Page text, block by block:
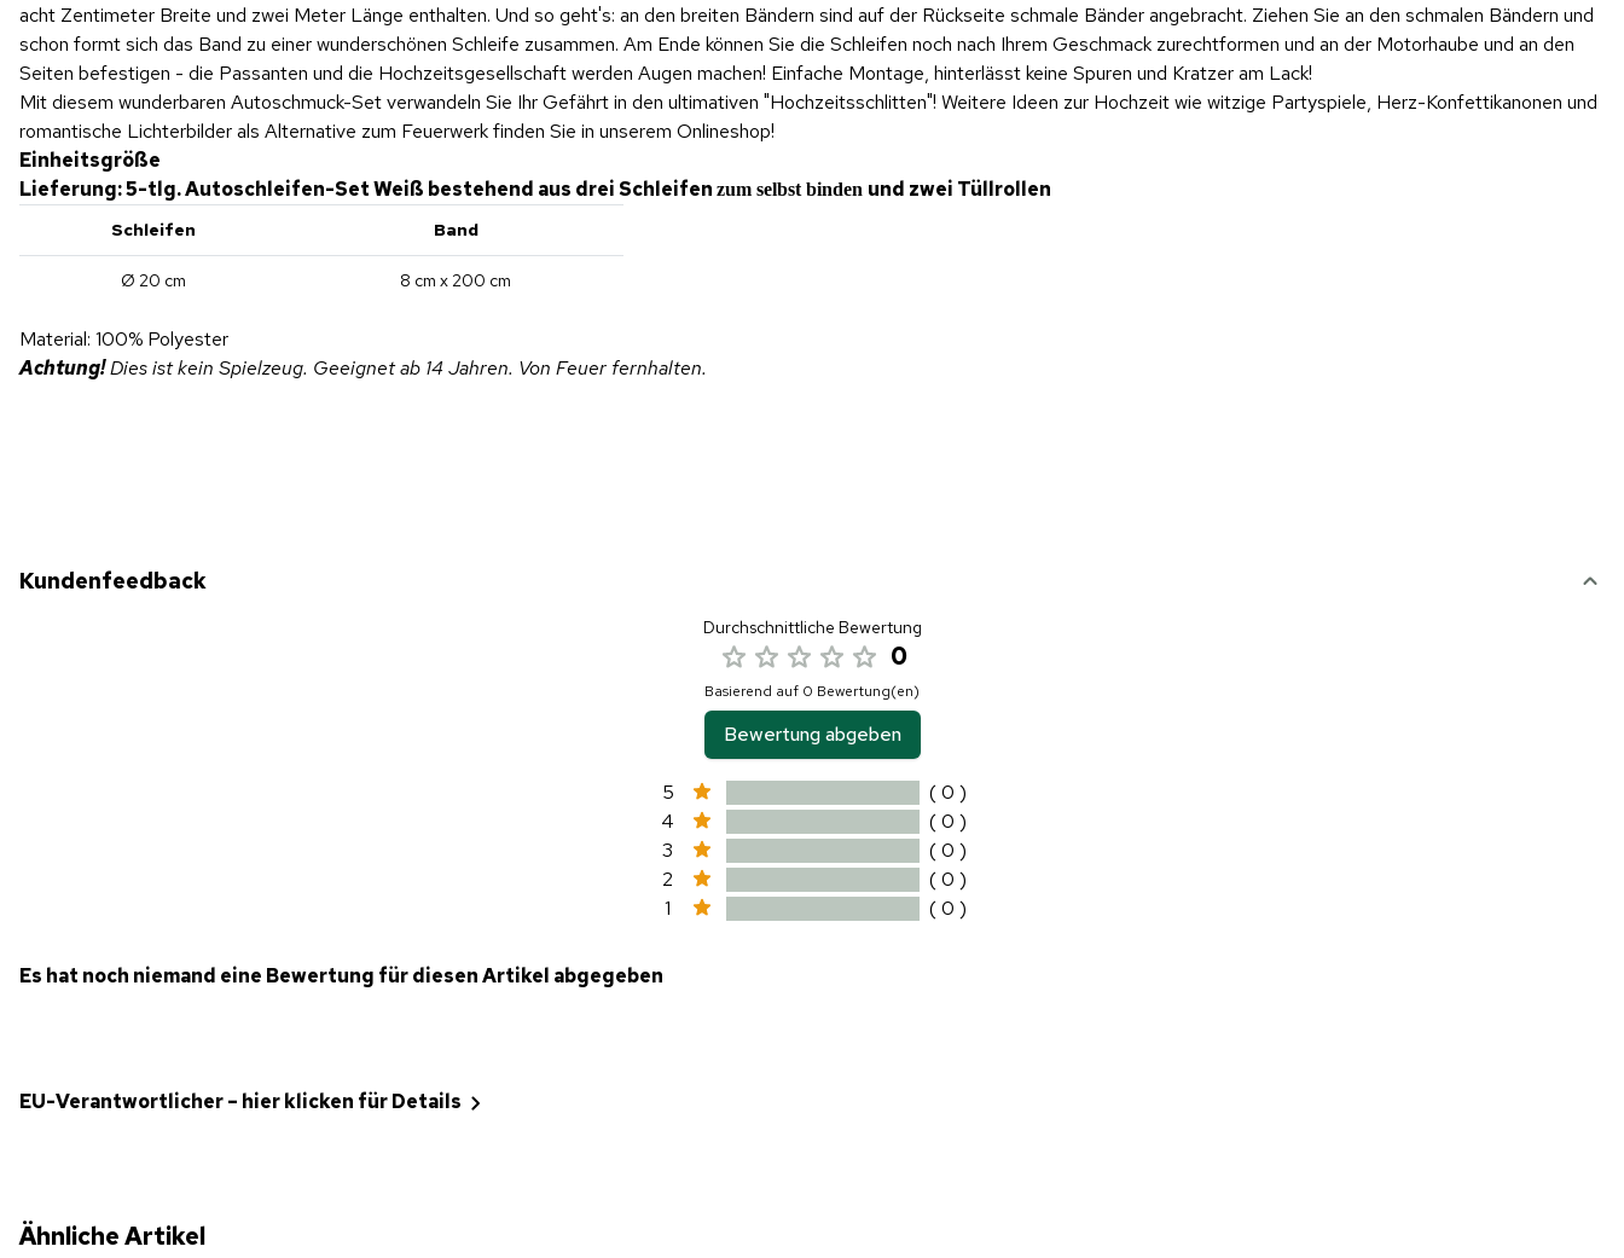
acht Zentimeter Breite und zwei Meter Länge enthalten. Und so geht's: an den breiten Bändern sind auf der Rückseite schmale Bänder angebracht. Ziehen Sie an den schmalen Bändern und
schon formt sich das Band zu einer wunderschönen Schleife zusammen. Am Ende können Sie die Schleifen noch nach Ihrem Geschmack zurechtformen und an der Motorhaube und an den
Seiten befestigen - die Passanten und die Hochzeitsgesellschaft werden Augen machen! Einfache Montage, hinterlässt keine Spuren und Kratzer am Lack!
Mit diesem wunderbaren Autoschmuck-Set verwandeln Sie Ihr Gefährt in den ultimativen "Hochzeitsschlitten"! Weitere Ideen zur Hochzeit wie witzige Partyspiele, Herz-Konfettikanonen und
romantische Lichterbilder als Alternative zum Feuerwerk finden Sie in unserem Onlineshop!
Einheitsgröße
Lieferung: 5-tlg. Autoschleifen-Set Weiß bestehend aus drei Schleifen zum selbst binden und zwei Tüllrollen
Schleifen Band
Ø 20 cm 8 cm x 200 cm
Material: 100% Polyester
Achtung!Dies ist kein Spielzeug. Geeignet ab 14 Jahren. Von Feuer fernhalten.
Kundenfeedback
Durchschnittliche Bewertung
0
Basierend auf 0 Bewertung(en)
Bewertung abgeben
5
( 0 )
4
( 0 )
3
( 0 )
2
( 0 )
1
( 0 )
Es hat noch niemand eine Bewertung für diesen Artikel abgegeben
EU-Verantwortlicher – hier klicken für Details
Ähnliche Artikel